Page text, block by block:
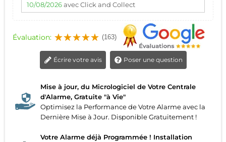
10/08/2026avec Click and Collect
Évaluation: (163)
Écrire votre avis Poser une question
Mise à jour, du Micrologiciel de Votre Centrale
d'Alarme, Gratuite "à Vie"
Optimisez la Performance de Votre Alarme avec la
Dernière Mise à Jour. Disponible Gratuitement !
Votre Alarme déjà Programmée ! Installation